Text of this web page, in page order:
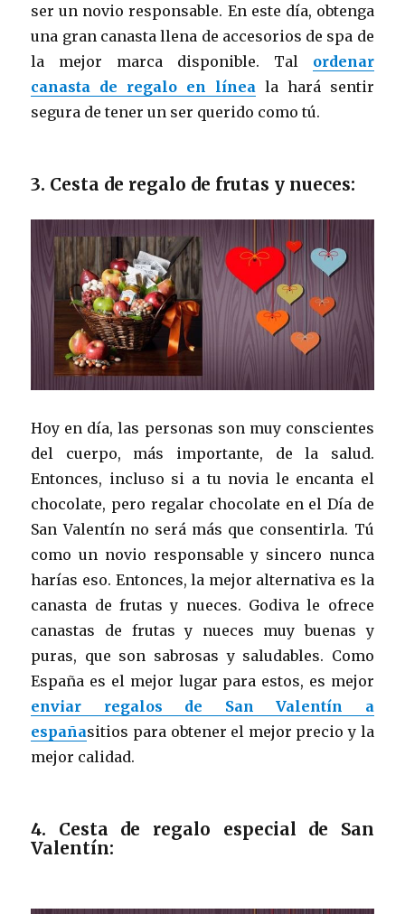
ser un novio responsable. En este día, obtenga
una gran canasta llena de accesorios de spa de
la mejor marca disponible. Tal ordenar
canasta de regalo en línea la hará sentir
segura de tener un ser querido como tú.
3. Cesta de regalo de frutas y nueces:
Hoy en día, las personas son muy conscientes
del cuerpo, más importante, de la salud.
Entonces, incluso si a tu novia le encanta el
chocolate, pero regalar chocolate en el Día de
San Valentín no será más que consentirla. Tú
como un novio responsable y sincero nunca
harías eso. Entonces, la mejor alternativa es la
canasta de frutas y nueces. Godiva le ofrece
canastas de frutas y nueces muy buenas y
puras, que son sabrosas y saludables. Como
España es el mejor lugar para estos, es mejor
enviar regalos de San Valentín a
españasitios para obtener el mejor precio y la
mejor calidad.
4. Cesta de regalo especial de San
Valentín: